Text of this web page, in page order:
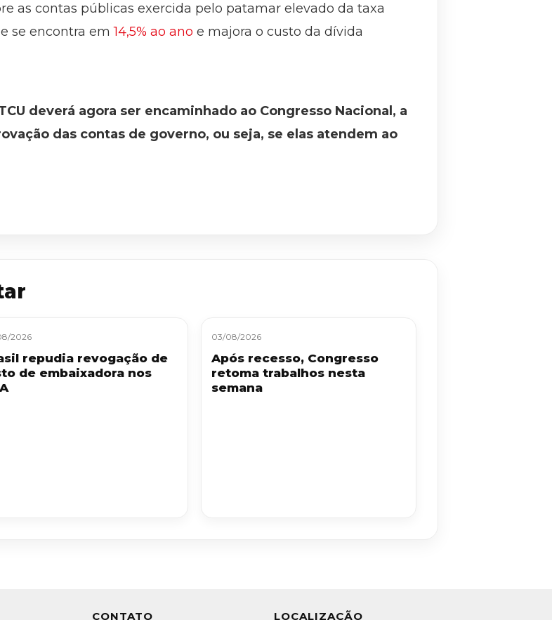
as contas públicas exercida pelo patamar elevado da taxa
se encontra em14,5% ao ano e majora o custo da dívida
deverá agora ser encaminhado ao Congresso Nacional, a
das contas de governo, ou seja, se elas atendem ao
2026
repudia revogação de
de embaixadora nos
03/08/2026
Após recesso, Congresso
retoma trabalhos nesta
semana
CONTATO LOCALIZAÇÃO